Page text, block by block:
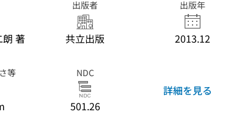
朗 著
出版者
共立出版
出版年
2013.12
等 NDC
501.26
詳細を見る